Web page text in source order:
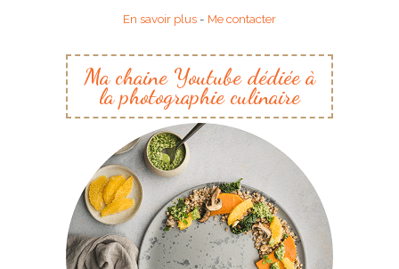
En savoir plus - Me contacter
Ma chaine Youtube dédiée à
la photographie culinaire